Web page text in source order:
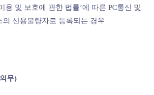
용 및 보호에 관한 법률’에 따른 PC통신 및
의 신용불량자로 등록되는 경우
무)